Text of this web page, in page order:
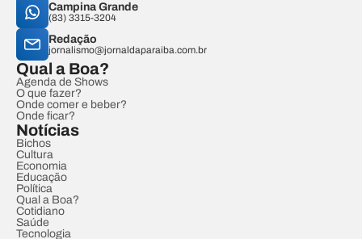
Campina Grande
(83) 3315-3204
Redação
jornalismo@jornaldaparaiba.com.br
Qual a Boa?
Agenda de Shows
O que fazer?
Onde comer e beber?
Onde ficar?
Notícias
Bichos
Cultura
Economia
Educação
Política
Qual a Boa?
Cotidiano
Saúde
Tecnologia